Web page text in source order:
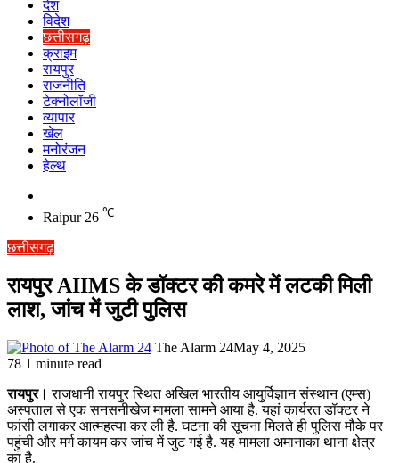
देश
विदेश
छत्तीसगढ़
क्राइम
रायपुर
राजनीति
टेक्नोलॉजी
व्यापार
खेल
मनोरंजन
हेल्थ
skin
Raipur 26 ℃
छत्तीसगढ़
रायपुर AIIMS के डॉक्टर की कमरे में लटकी मिली
लाश, जांच में जुटी पुलिस
The Alarm 24May 4, 2025
78 1 minute read
रायपुर। राजधानी रायपुर स्थित अखिल भारतीय आयुर्विज्ञान संस्थान (एम्स)
अस्पताल से एक सनसनीखेज मामला सामने आया है. यहां कार्यरत डॉक्टर ने
फांसी लगाकर आत्महत्या कर ली है. घटना की सूचना मिलते ही पुलिस मौके पर
पहुंची और मर्ग कायम कर जांच में जुट गई है. यह मामला अमानाका थाना क्षेत्र
का है.